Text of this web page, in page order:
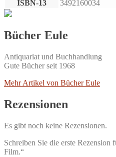
ISBN-13 3492160034
Bücher Eule
Antiquariat und Buchhandlung
Gute Bücher seit 1968
Mehr Artikel von Bücher Eule
Rezensionen
Es gibt noch keine Rezensionen.
Schreiben Sie die erste Rezension
Film.“